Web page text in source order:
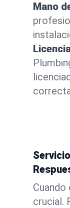
Mano
crucial.